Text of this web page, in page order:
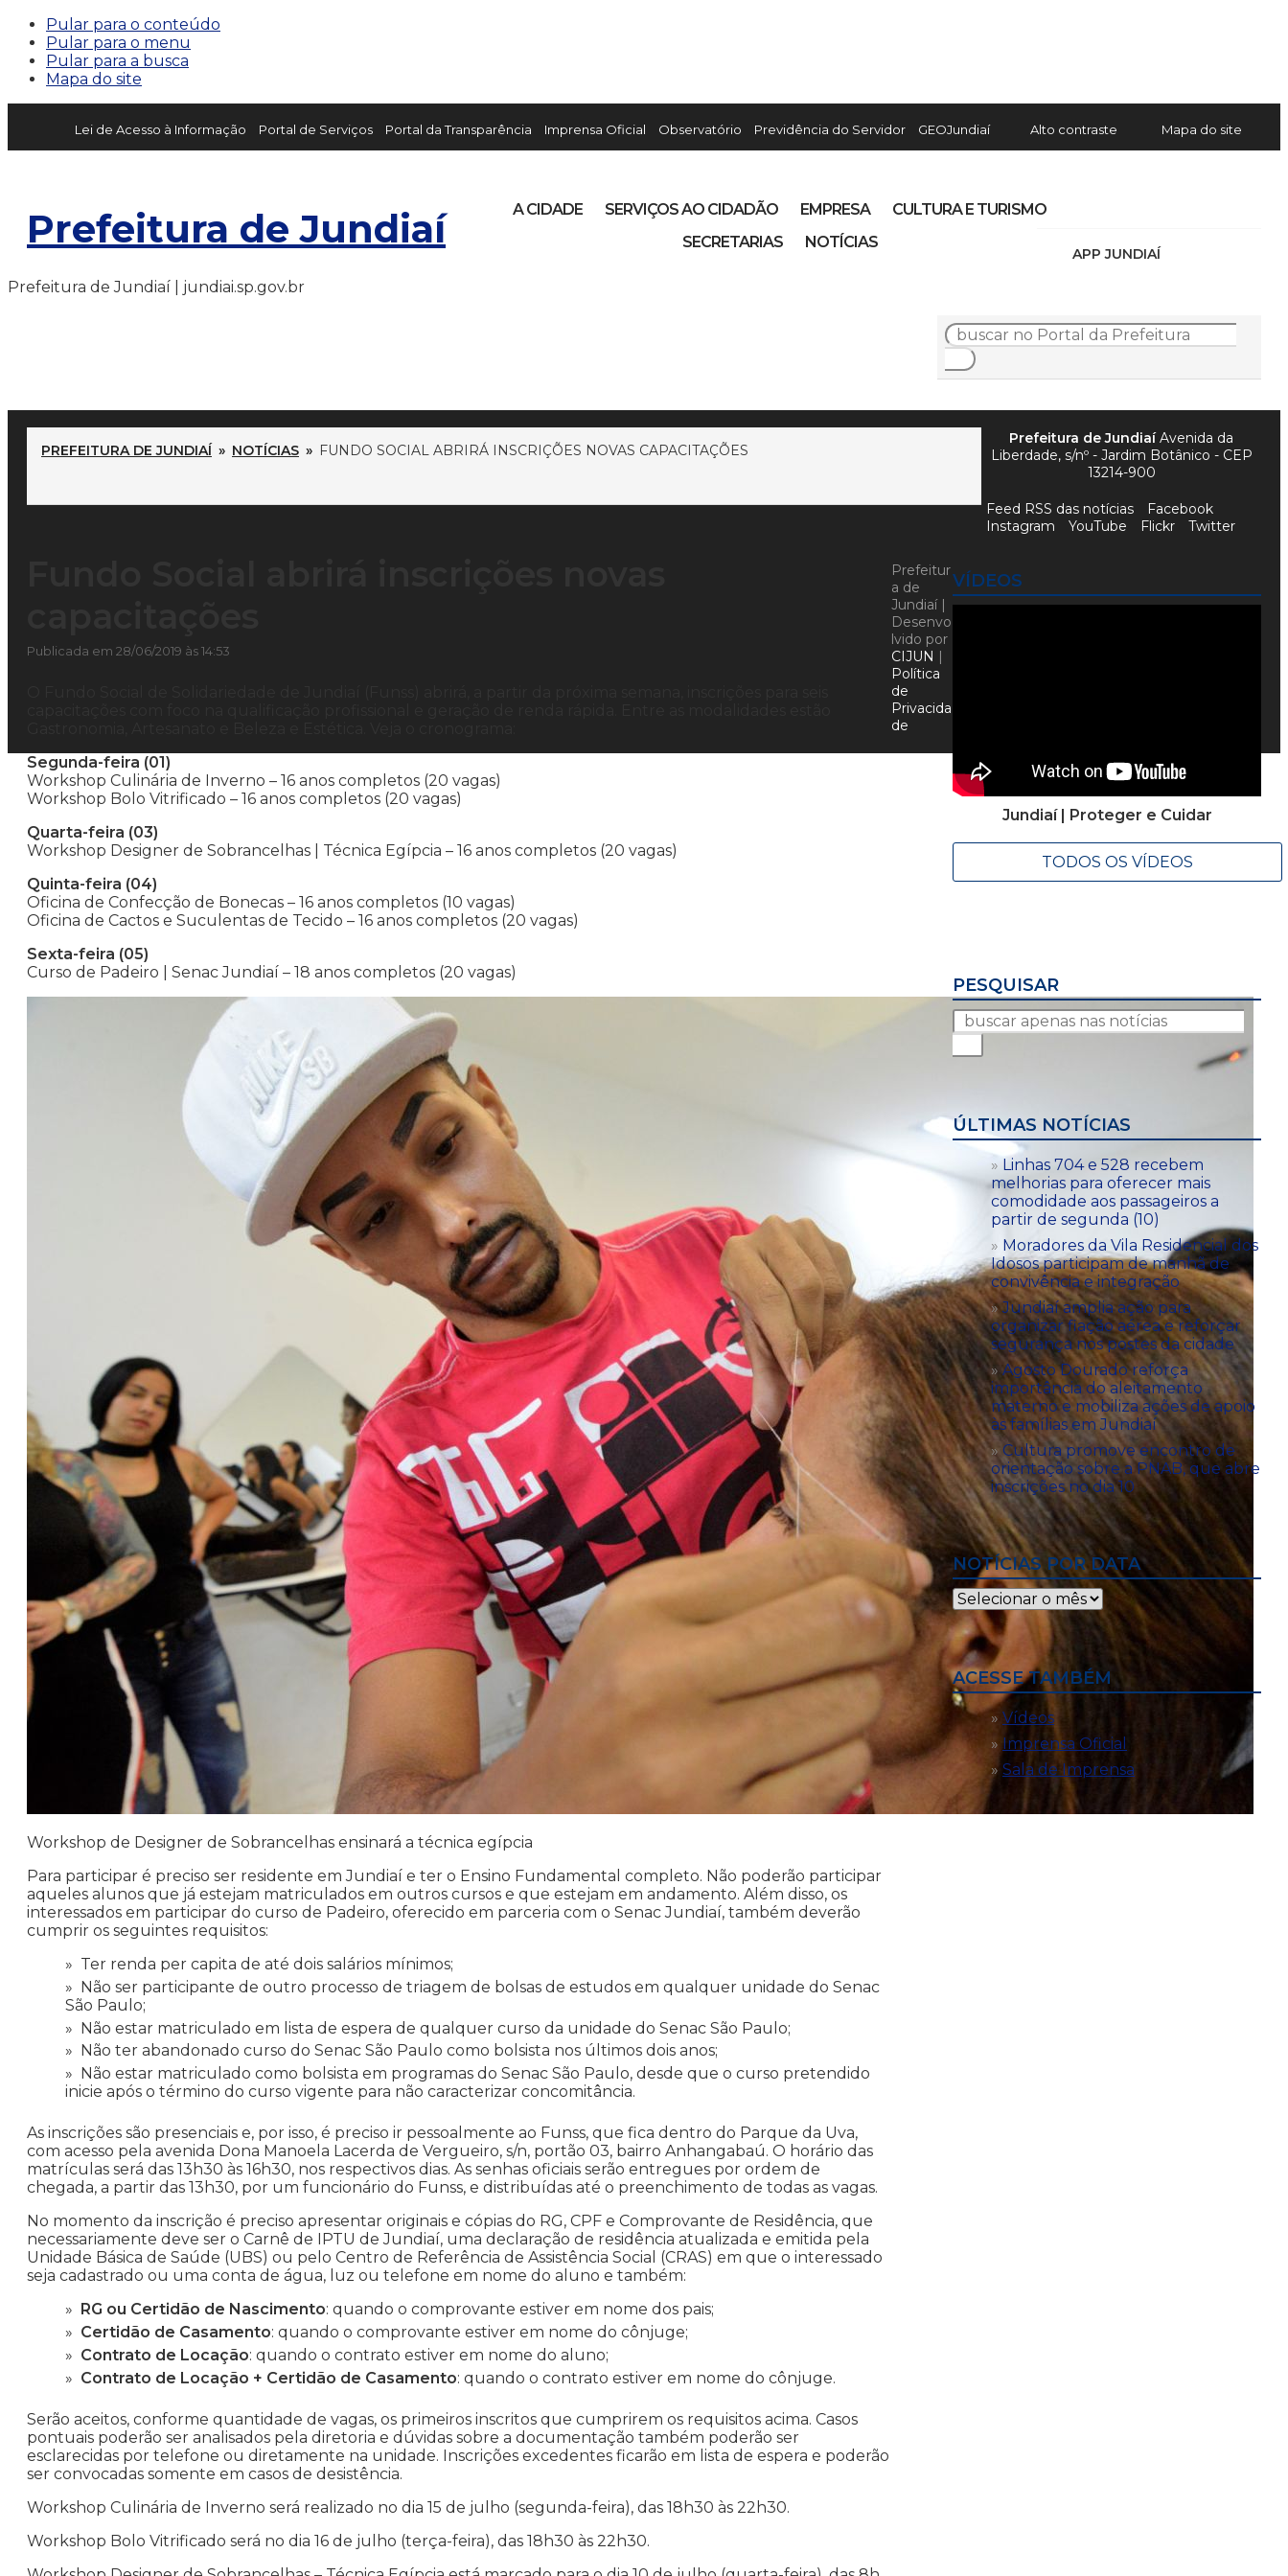
Pular para o conteúdo
Pular para o menu
Pular para a busca
Mapa do site
Lei de Acesso à Informação Portal de Serviços Portal da Transparência Imprensa Oficial Observatório Previdência do Servidor GEOJundiaí Alto contraste Mapa do site
Prefeitura de Jundiaí
APP JUNDIAÍ
A CIDADE SERVIÇOS AO CIDADÃO EMPRESA
CULTURA E TURISMO
SECRETARIAS
NOTÍCIAS
Prefeitura de Jundiaí | jundiai.sp.gov.br
PREFEITURA DE JUNDIAÍ » NOTÍCIAS » FUNDO SOCIAL ABRIRÁ INSCRIÇÕES NOVAS CAPACITAÇÕES
Publicada em 28/06/2019 às 14:53
Segunda-feira (01)
Workshop Culinária de Inverno – 16 anos completos (20 vagas)
Workshop Bolo Vitrificado – 16 anos completos (20 vagas)
Quarta-feira (03)
Workshop Designer de Sobrancelhas | Técnica Egípcia – 16 anos completos (20 vagas)
Quinta-feira (04)
Oficina de Confecção de Bonecas – 16 anos completos (10 vagas)
Oficina de Cactos e Suculentas de Tecido – 16 anos completos (20 vagas)
Sexta-feira (05)
Curso de Padeiro | Senac Jundiaí – 18 anos completos (20 vagas)
Workshop de Designer de Sobrancelhas ensinará a técnica egípcia
Para participar é preciso ser residente em Jundiaí e ter o Ensino Fundamental completo. Não poderão participar
aqueles alunos que já estejam matriculados em outros cursos e que estejam em andamento. Além disso, os
interessados em participar do curso de Padeiro, oferecido em parceria com o Senac Jundiaí, também deverão
cumprir os seguintes requisitos:
Ter renda per capita de até dois salários mínimos;
Não ser participante de outro processo de triagem de bolsas de estudos em qualquer unidade do Senac
São Paulo;
Não estar matriculado em lista de espera de qualquer curso da unidade do Senac São Paulo;
Não ter abandonado curso do Senac São Paulo como bolsista nos últimos dois anos;
Não estar matriculado como bolsista em programas do Senac São Paulo, desde que o curso pretendido
inicie após o término do curso vigente para não caracterizar concomitância.
As inscrições são presenciais e, por isso, é preciso ir pessoalmente ao Funss, que fica dentro do Parque da Uva,
com acesso pela avenida Dona Manoela Lacerda de Vergueiro, s/n, portão 03, bairro Anhangabaú. O horário das
matrículas será das 13h30 às 16h30, nos respectivos dias. As senhas oficiais serão entregues por ordem de
chegada, a partir das 13h30, por um funcionário do Funss, e distribuídas até o preenchimento de todas as vagas.
No momento da inscrição é preciso apresentar originais e cópias do RG, CPF e Comprovante de Residência, que
necessariamente deve ser o Carnê de IPTU de Jundiaí, uma declaração de residência atualizada e emitida pela
Unidade Básica de Saúde (UBS) ou pelo Centro de Referência de Assistência Social (CRAS) em que o interessado
seja cadastrado ou uma conta de água, luz ou telefone em nome do aluno e também:
RG ou Certidão de Nascimento: quando o comprovante estiver em nome dos pais;
Certidão de Casamento: quando o comprovante estiver em nome do cônjuge;
Contrato de Locação: quando o contrato estiver em nome do aluno;
Contrato de Locação + Certidão de Casamento: quando o contrato estiver em nome do cônjuge.
Serão aceitos, conforme quantidade de vagas, os primeiros inscritos que cumprirem os requisitos acima. Casos
pontuais poderão ser analisados pela diretoria e dúvidas sobre a documentação também poderão ser
esclarecidas por telefone ou diretamente na unidade. Inscrições excedentes ficarão em lista de espera e poderão
ser convocadas somente em casos de desistência.
Workshop Culinária de Inverno será realizado no dia 15 de julho (segunda-feira), das 18h30 às 22h30.
Workshop Bolo Vitrificado será no dia 16 de julho (terça-feira), das 18h30 às 22h30.
VÍDEOS
Jundiaí | Proteger e Cuidar
TODOS OS VÍDEOS
PESQUISAR
ÚLTIMAS NOTÍCIAS
Linhas 704 e 528 recebem
melhorias para oferecer mais
comodidade aos passageiros a
partir de segunda (10)
Moradores da Vila Residencial dos
Idosos participam de manhã de
convivência e integração
Jundiaí amplia ação para
organizar fiação aérea e reforçar
segurança nos postes da cidade
Agosto Dourado reforça
importância do aleitamento
materno e mobiliza ações de apoio
às famílias em Jundiaí
Cultura promove encontro de
orientação sobre a PNAB, que abre
inscrições no dia 10
NOTÍCIAS POR DATA
Notícias
por
data
ACESSE TAMBÉM
Vídeos
Imprensa Oficial
Sala de Imprensa
Prefeitura de JundiaíAvenida da
Liberdade, s/nº - Jardim Botânico - CEP
13214-900
Feed RSS das notícias
Facebook
Instagram
YouTube Flickr Twitter
Prefeitur
a de
Jundiaí |
Desenvo
lvido por
CIJUN |
Política
de
Privacida
de